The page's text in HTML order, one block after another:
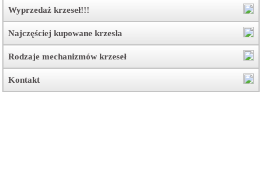
Wyprzedaż krzeseł!!!
Najczęściej kupowane krzesła
Rodzaje mechanizmów krzeseł
Kontakt